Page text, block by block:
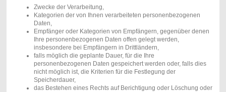
Zwecke der Verarbeitung,
Kategorien der von Ihnen verarbeiteten personenbezogenen
Daten,
Empfänger oder Kategorien von Empfängern, gegenüber denen
Ihre personenbezogenen Daten offen gelegt werden,
insbesondere bei Empfängern in Drittländern,
falls möglich die geplante Dauer, für die Ihre
personenbezogenen Daten gespeichert werden oder, falls dies
nicht möglich ist, die Kriterien für die Festlegung der
Speicherdauer,
das Bestehen eines Rechts auf Berichtigung oder Löschung oder